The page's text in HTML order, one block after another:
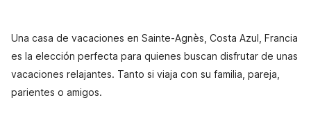
Una casa de vacaciones en Sainte-Agnès, Costa Azul, Francia
es la elección perfecta para quienes buscan disfrutar de unas
vacaciones relajantes. Tanto si viaja con su familia, pareja,
parientes o amigos.